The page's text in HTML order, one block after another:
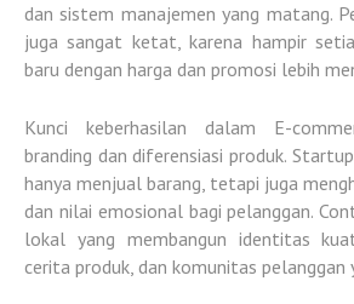
dan sistem manajemen yang matang.
juga sangat ketat, karena hampir
baru dengan harga dan promosi lebih
Kunci keberhasilan dalam E-
branding dan diferensiasi produk.
hanya menjual barang, tetapi juga
dan nilai emosional bagi pelanggan.
lokal yang membangun identitas
cerita produk, dan komunitas pelanggan